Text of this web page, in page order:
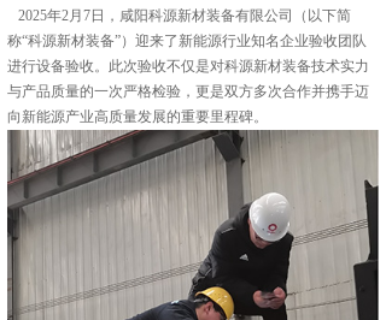
2025年2月7日，咸阳科源新材装备有限公司（以下简
称“科源新材装备”）迎来了新能源行业知名企业验收团队
进行设备验收。此次验收不仅是对科源新材装备技术实力
与产品质量的一次严格检验，更是双方多次合作并携手迈
向新能源产业高质量发展的重要里程碑。